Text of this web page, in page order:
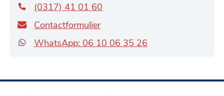
(0317) 41 01 60
Contactformulier
WhatsApp: 06 10 06 35 26